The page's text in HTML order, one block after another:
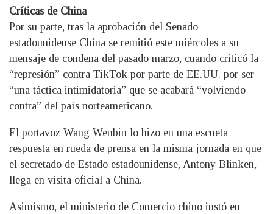
Críticas de China
Por su parte, tras la aprobación del Senado
estadounidense China se remitió este miércoles a su
mensaje de condena del pasado marzo, cuando criticó la
“represión” contra TikTok por parte de EE.UU. por ser
“una táctica intimidatoria” que se acabará “volviendo
contra” del país norteamericano.
El portavoz Wang Wenbin lo hizo en una escueta
respuesta en rueda de prensa en la misma jornada en que
el secretado de Estado estadounidense, Antony Blinken,
llega en visita oficial a China.
Asimismo, el ministerio de Comercio chino instó en